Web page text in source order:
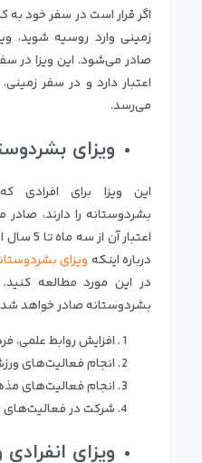
اگر قرار است در سفر خود
زمینی وارد روسیه شوید،
صادر می‌شود. این ویزا در
می‌رسد.
ویزای
این ویزا برای افرادی
بشردوستانه را دارند،
اعتبار
درباره اینکه ویزای
در این مورد مطالعه
بشردوستانه صادر خواهد
افزایش روابط علمی،
انجام فعالیت‌های
انجام فعالیت‌های
شرکت در فعالیت‌های
ویزای